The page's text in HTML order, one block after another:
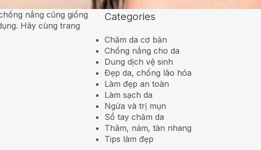
nắng cũng giống
Hãy cùng trang
Categories
Chăm da cơ bản
Chống nắng cho da
Dung dịch vệ sinh
Đẹp da, chống lão hóa
Làm đẹp an toàn
Làm sạch da
Ngừa và trị mụn
Sổ tay chăm da
Thâm, nám, tàn nhang
Tips làm đẹp